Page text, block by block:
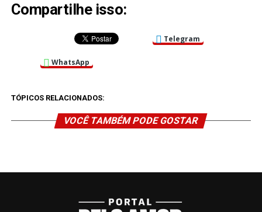
Compartilhe isso:
Telegram
WhatsApp
TÓPICOS RELACIONADOS:
VOCÊ TAMBÉM PODE GOSTAR